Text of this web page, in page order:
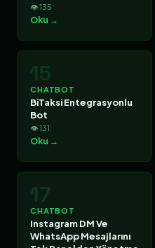
👁 135
Oku →
15
CHATBOT
BiTaksi Entegrasyonlu
Bot
👁 131
Oku →
17
CHATBOT
Instagram DM Ve
WhatsApp Mesajlarını